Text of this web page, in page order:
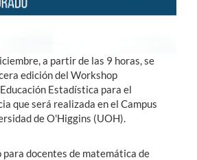
a partir de las 9 horas, se
edición del Workshop
Estadística para el
que será realizada en el Campus
de O'Higgins (UOH).
docentes de matemática de